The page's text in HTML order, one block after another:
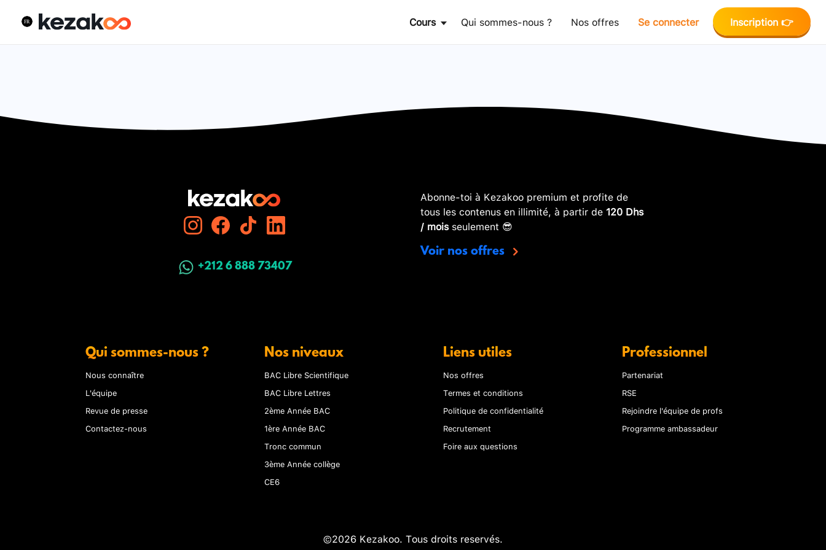
Cours Qui sommes-nous ? Nos offres Se connecter Inscription 👉
+212 6 888 73407
Abonne-toi à Kezakoo premium et profite de
tous les contenus en illimité, à partir de 120 Dhs
/ moisseulement 😎
Voir nos offres
Qui sommes-nous ?
Nous connaître
L'équipe
Revue de presse
Contactez-nous
Nos niveaux
BAC Libre Scientifique
BAC Libre Lettres
2ème Année BAC
1ère Année BAC
Tronc commun
3ème Année collège
CE6
Liens utiles
Nos offres
Termes et conditions
Politique de confidentialité
Recrutement
Foire aux questions
Professionnel
Partenariat
RSE
Rejoindre l'équipe de profs
Programme ambassadeur
©2026 Kezakoo. Tous droits reservés.